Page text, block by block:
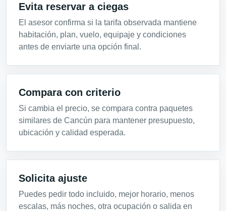
Evita reservar a ciegas
El asesor confirma si la tarifa observada mantiene
habitación, plan, vuelo, equipaje y condiciones
antes de enviarte una opción final.
Compara con criterio
Si cambia el precio, se compara contra paquetes
similares de Cancún para mantener presupuesto,
ubicación y calidad esperada.
Solicita ajuste
Puedes pedir todo incluido, mejor horario, menos
escalas, más noches, otra ocupación o salida en